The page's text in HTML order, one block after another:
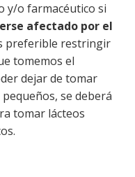
y/o farmacéutico si
afectado por el
preferible restringir
tomemos el
dejar de tomar
se deberá
tomar lácteos